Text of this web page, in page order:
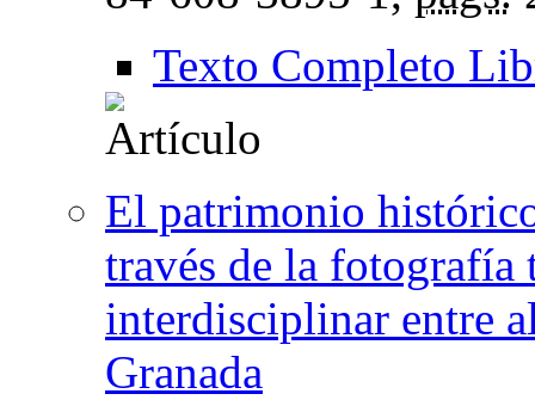
Texto Completo
El patrimonio
través de la
interdisciplinar entre
Granada